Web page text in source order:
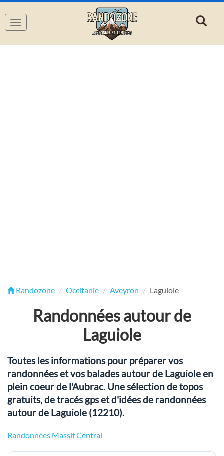
Navigation
Randozone Occitanie Aveyron Laguiole
Randonnées autour de
Laguiole
Toutes les informations pour préparer vos
randonnées et vos balades autour de Laguiole en
plein coeur de l'Aubrac. Une sélection de topos
gratuits, de tracés gps et d'idées de randonnées
autour de Laguiole (12210).
Randonnées Massif Central